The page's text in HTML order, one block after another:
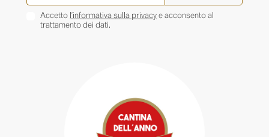
Accetto l’informativa sulla privacye acconsento al
trattamento dei dati.